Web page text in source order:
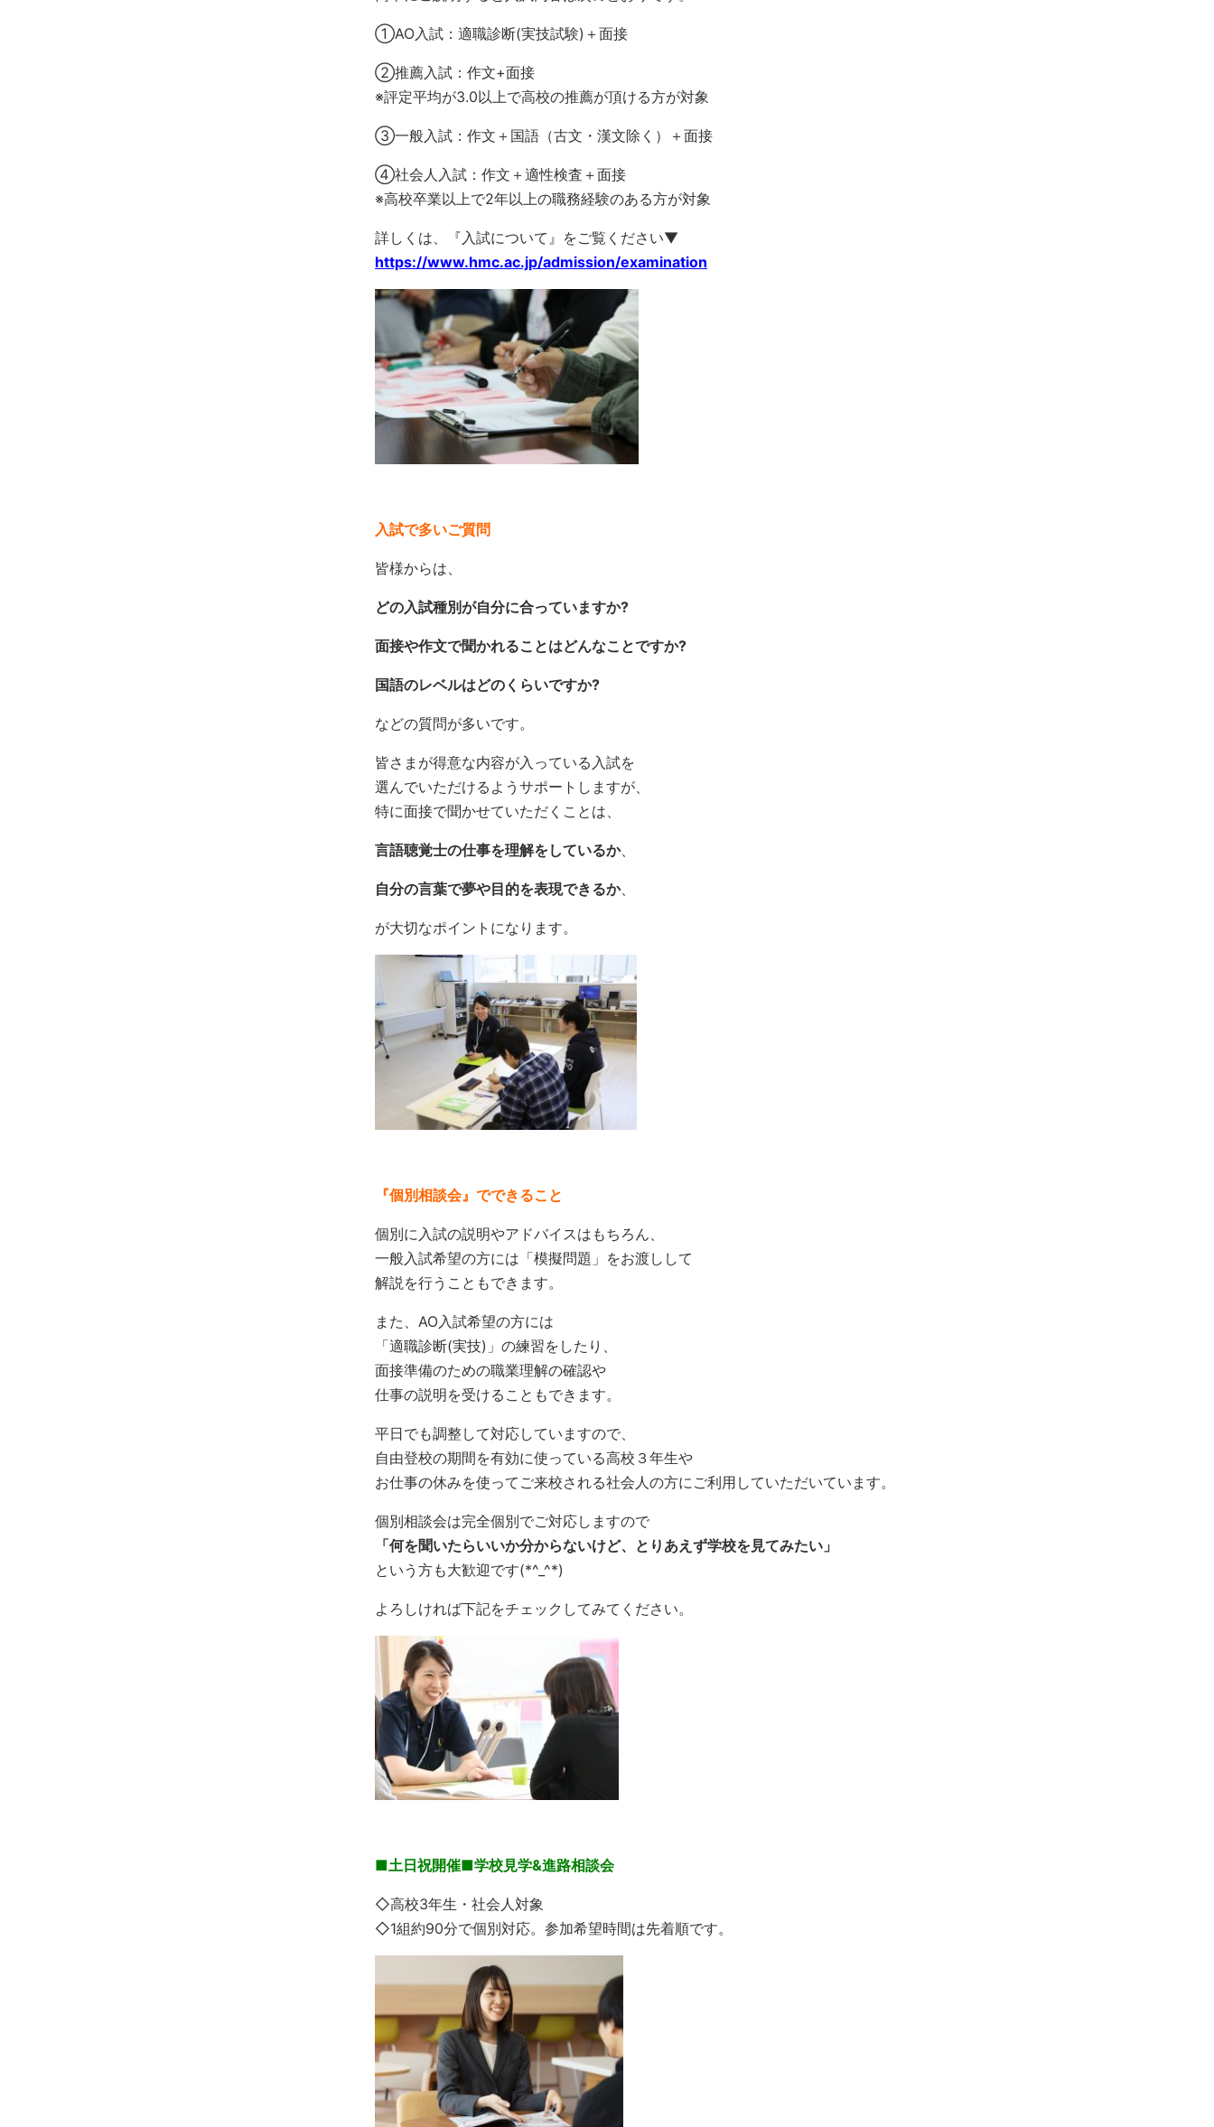
①AO入試：適職診断(実技試験)＋面接
②推薦入試：作文+面接
※評定平均が3.0以上で高校の推薦が頂ける方が対象
③一般入試：作文＋国語（古文・漢文除く）＋面接
④社会人入試：作文＋適性検査＋面接
※高校卒業以上で2年以上の職務経験のある方が対象
詳しくは、『入試について』をご覧ください▼
https://www.hmc.ac.jp/admission/examination
入試で多いご質問
皆様からは、
どの入試種別が自分に合っていますか?
面接や作文で聞かれることはどんなことですか?
国語のレベルはどのくらいですか?
などの質問が多いです。
皆さまが得意な内容が入っている入試を
選んでいただけるようサポートしますが、
特に面接で聞かせていただくことは、
言語聴覚士の仕事を理解をしているか、
自分の言葉で夢や目的を表現できるか、
が大切なポイントになります。
『個別相談会』でできること
個別に入試の説明やアドバイスはもちろん、
一般入試希望の方には「模擬問題」をお渡しして
解説を行うこともできます。
また、AO入試希望の方には
「適職診断(実技)」の練習をしたり、
面接準備のための職業理解の確認や
仕事の説明を受けることもできます。
平日でも調整して対応していますので、
自由登校の期間を有効に使っている高校３年生や
お仕事の休みを使ってご来校される社会人の方にご利用していただいています。
個別相談会は完全個別でご対応しますので
「何を聞いたらいいか分からないけど、とりあえず学校を見てみたい」
という方も大歓迎です(*^_^*)
よろしければ下記をチェックしてみてください。
■土日祝開催■学校見学&進路相談会
◇高校3年生・社会人対象
◇1組約90分で個別対応。参加希望時間は先着順です。